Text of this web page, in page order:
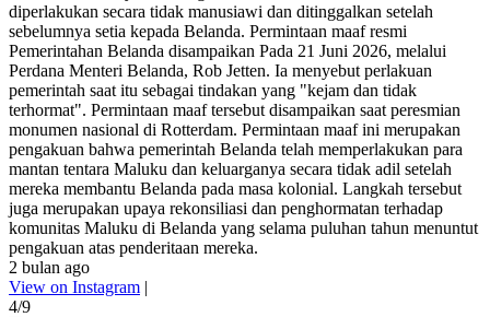
diperlakukan secara tidak manusiawi dan ditinggalkan setelah
sebelumnya setia kepada Belanda. Permintaan maaf resmi
Pemerintahan Belanda disampaikan Pada 21 Juni 2026, melalui
Perdana Menteri Belanda, Rob Jetten. Ia menyebut perlakuan
pemerintah saat itu sebagai tindakan yang "kejam dan tidak
terhormat". Permintaan maaf tersebut disampaikan saat peresmian
monumen nasional di Rotterdam. Permintaan maaf ini merupakan
pengakuan bahwa pemerintah Belanda telah memperlakukan para
mantan tentara Maluku dan keluarganya secara tidak adil setelah
mereka membantu Belanda pada masa kolonial. Langkah tersebut
juga merupakan upaya rekonsiliasi dan penghormatan terhadap
komunitas Maluku di Belanda yang selama puluhan tahun menuntut
pengakuan atas penderitaan mereka.
2 bulan ago
View on Instagram |
4/9